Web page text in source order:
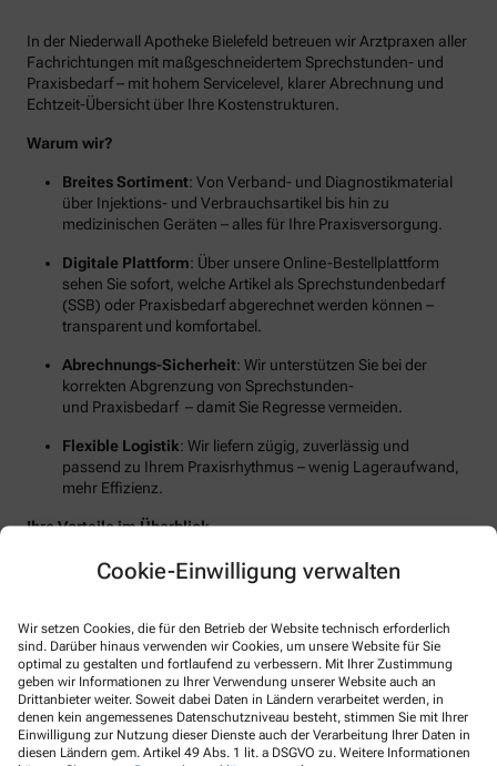
Cookie-Einwilligung verwalten
Wir setzen Cookies, die für den Betrieb der Website technisch erforderlich
sind. Darüber hinaus verwenden wir Cookies, um unsere Website für Sie
optimal zu gestalten und fortlaufend zu verbessern. Mit Ihrer Zustimmung
geben wir Informationen zu Ihrer Verwendung unserer Website auch an
Drittanbieter weiter. Soweit dabei Daten in Ländern verarbeitet werden, in
denen kein angemessenes Datenschutzniveau besteht, stimmen Sie mit Ihrer
Einwilligung zur Nutzung dieser Dienste auch der Verarbeitung Ihrer Daten in
diesen Ländern gem. Artikel 49 Abs. 1 lit. a DSGVO zu. Weitere Informationen
In der Niederwall Apotheke Bielefeld betreuen wir Arztpraxen aller
Fachrichtungen mit maßgeschneidertem Sprechstunden- und
Praxisbedarf – mit hohem Servicelevel, klarer Abrechnung und
Echtzeit-Übersicht über Ihre Kostenstrukturen.
Warum wir?
Breites Sortiment: Von Verband- und Diagnostikmaterial
über Injektions- und Verbrauchsartikel bis hin zu
medizinischen Geräten – alles für Ihre Praxisversorgung.
Digitale Plattform: Über unsere Online-Bestellplattform
sehen Sie sofort, welche Artikel als Sprechstundenbedarf
(SSB) oder Praxisbedarf abgerechnet werden können –
transparent und komfortabel.
Abrechnungs-Sicherheit: Wir unterstützen Sie bei der
korrekten Abgrenzung von Sprechstunden-
und Praxisbedarf – damit Sie Regresse vermeiden.
Flexible Logistik: Wir liefern zügig, zuverlässig und
passend zu Ihrem Praxisrhythmus – wenig Lageraufwand,
mehr Effizienz.
Ihre Vorteile im Überblick
Digital bestellen – schnell versorgt
Zeit sparen – Fokus auf Ihre Arbeit mit Patienten
Ein Ansprechpartner – unkompliziert & persönlich
👉Lassen Sie uns gemeinsam Ihre Praxis optimal versorgen –
wir freuen uns auf Ihre Anfrage.